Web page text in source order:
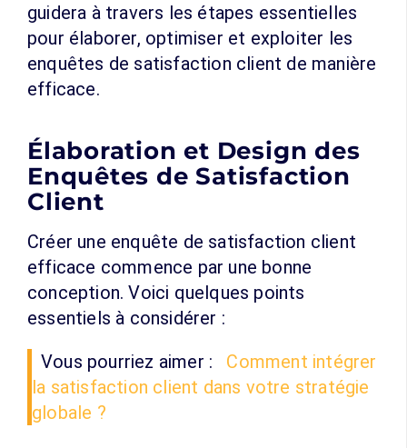
guidera à travers les étapes essentielles
pour élaborer, optimiser et exploiter les
enquêtes de satisfaction client de manière
efficace.
Élaboration et Design des
Enquêtes de Satisfaction
Client
Créer une enquête de satisfaction client
efficace commence par une bonne
conception. Voici quelques points
essentiels à considérer :
Vous pourriez aimer :
Comment intégrer
la satisfaction client dans votre stratégie
globale ?